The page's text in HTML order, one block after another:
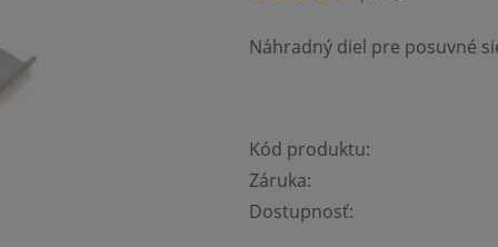
Náhradný diel pre posuvné
Kód produktu:
Záruka:
Dostupnosť: